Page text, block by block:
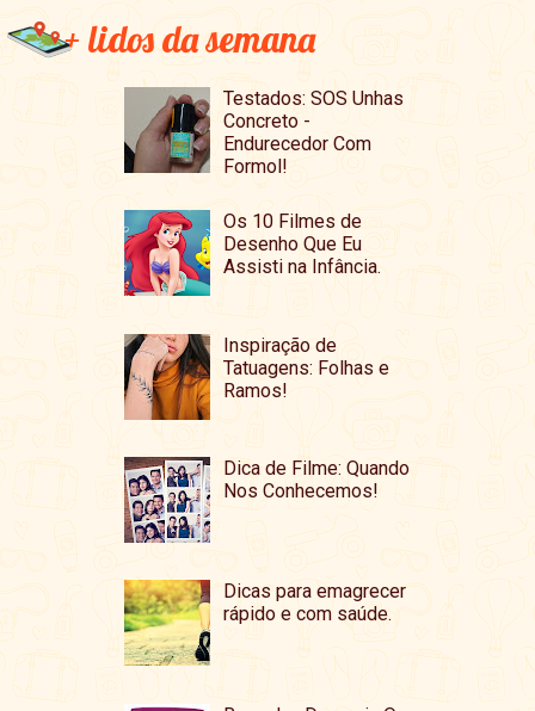
+ lidos da semana
Testados: SOS Unhas
Concreto -
Endurecedor Com
Formol!
Os 10 Filmes de
Desenho Que Eu
Assisti na Infância.
Inspiração de
Tatuagens: Folhas e
Ramos!
Dica de Filme: Quando
Nos Conhecemos!
Dicas para emagrecer
rápido e com saúde.